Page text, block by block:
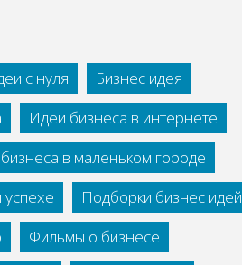
с нуля
Бизнес идея
Идеи бизнеса в интернете
в маленьком городе
Подборки бизнес идей
Фильмы о бизнесе